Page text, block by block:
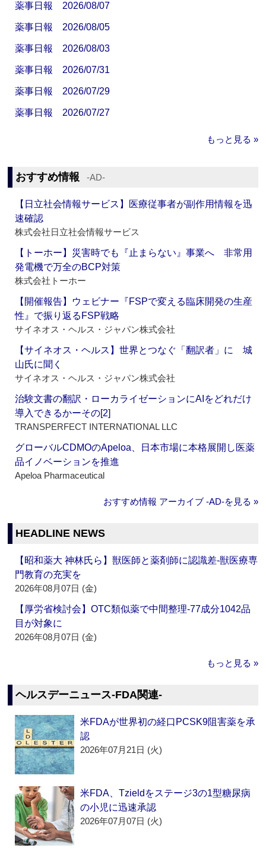
薬事日報 2026/08/07
薬事日報 2026/08/05
薬事日報 2026/08/03
薬事日報 2026/07/31
薬事日報 2026/07/29
薬事日報 2026/07/27
もっと見る »
おすすめ情報 ‐AD‐
【日立社会情報サービス】医療従事者が副作用情報を迅
速確認
株式会社日立社会情報サービス
【トーホー】災害時でも『止まらない』事業へ 非常用
発電機で万全のBCP対策
株式会社トーホー
【開催報告】ウェビナー『FSPで変える臨床開発の生産
性』で振り返るFSP戦略
サイネオス・ヘルス・ジャパン株式会社
【サイネオス・ヘルス】世界とつなぐ「翻訳者」に 城
山氏に聞く
サイネオス・ヘルス・ジャパン株式会社
治験文書の翻訳・ローカライゼーションにAIをどれだけ
導入できるかーその[2]
TRANSPERFECT INTERNATIONAL LLC
グローバルCDMOのApeloa、日本市場に本格展開し医薬
品イノベーションを推進
Apeloa Pharmaceutical
おすすめ情報 アーカイブ ‐AD‐を見る »
HEADLINE NEWS
【昭和薬大 神林氏ら】獣医師と薬剤師に認識差‐獣医療専
門教育の充実を
2026年08月07日 (金)
【厚労省検討会】OTC類似薬で中間整理‐77成分1042品
目が対象に
2026年08月07日 (金)
もっと見る »
ヘルスデーニュース‐FDA関連‐
米FDAが世界初の経口PCSK9阻害薬を承
認
2026年07月21日 (火)
米FDA、Tzieldをステージ3の1型糖尿病
の小児に迅速承認
2026年07月07日 (火)